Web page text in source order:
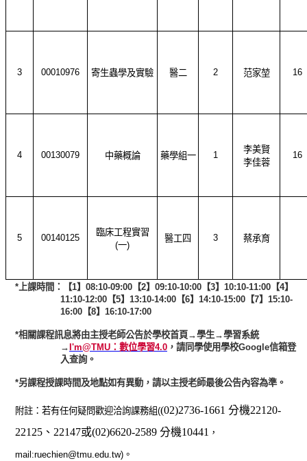
3 00010976 寄生蟲學及實驗 醫二 2 范家堃 16
4 00130079 中藥概論 藥學組一 1
李美賢
李佳蓉
16
5 00140125
臨床工程實習
(一)
醫工四 3 蔡承育
*上課時間：【1】08:10-09:00【2】09:10-10:00【3】10:10-11:00【4】
11:10-12:00【5】13:10-14:00【6】14:10-15:00 【7】15:10-
16:00【8】16:10-17:00
*相關課程訊息將由主授老師公告於學校首頁→學生→學習系統
→ I'm@TMU：數位學習4.0 ，請同學使用學校Google信箱登
入查詢。
*另課程授課時間及地點如有異動，請以主授老師最後公告內容為準。
附註：若有任何疑問歡迎洽詢課務組((02)2736-1661 分機22120-
22125、22147或(02)6620-2589 分機10441 ，
mail:ruechien@tmu.edu.tw)。